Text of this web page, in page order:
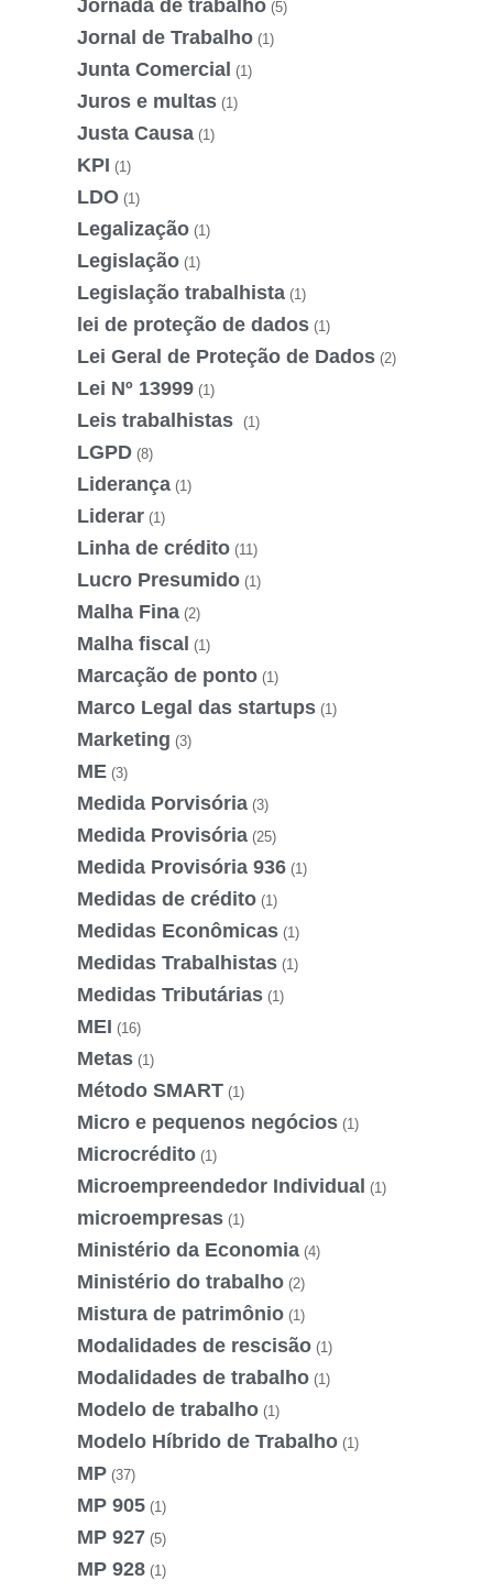
Jornada de trabalho (5)
Jornal de Trabalho (1)
Junta Comercial (1)
Juros e multas (1)
Justa Causa (1)
KPI (1)
LDO (1)
Legalização (1)
Legislação (1)
Legislação trabalhista (1)
lei de proteção de dados (1)
Lei Geral de Proteção de Dados (2)
Lei Nº 13999 (1)
Leis trabalhistas (1)
LGPD (8)
Liderança (1)
Liderar (1)
Linha de crédito (11)
Lucro Presumido (1)
Malha Fina (2)
Malha fiscal (1)
Marcação de ponto (1)
Marco Legal das startups (1)
Marketing (3)
ME (3)
Medida Porvisória (3)
Medida Provisória (25)
Medida Provisória 936 (1)
Medidas de crédito (1)
Medidas Econômicas (1)
Medidas Trabalhistas (1)
Medidas Tributárias (1)
MEI (16)
Metas (1)
Método SMART (1)
Micro e pequenos negócios (1)
Microcrédito (1)
Microempreendedor Individual (1)
microempresas (1)
Ministério da Economia (4)
Ministério do trabalho (2)
Mistura de patrimônio (1)
Modalidades de rescisão (1)
Modalidades de trabalho (1)
Modelo de trabalho (1)
Modelo Híbrido de Trabalho (1)
MP (37)
MP 905 (1)
MP 927 (5)
MP 928 (1)